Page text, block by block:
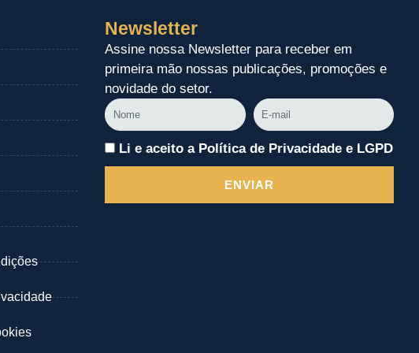
Newsletter
Assine nossa Newsletter para receber em
primeira mão nossas publicações, promoções e
novidade do setor.
Nome
E-
mail
Li e aceito a Política de Privacidade e LGPD
ENVIAR